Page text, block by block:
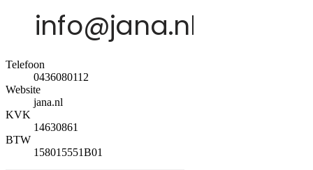
Telefoon
0436080112
Website
jana.nl
KVK
14630861
BTW
158015551B01